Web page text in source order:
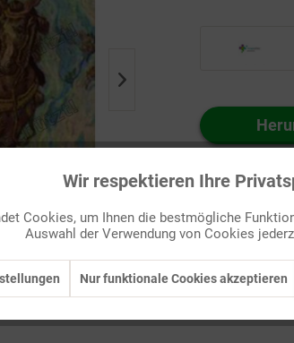
Wir respektieren Ihre
Cookies, um Ihnen die bestmögliche
Auswahl der Verwendung von Cookies
Nur funktionale Cookies akzeptieren